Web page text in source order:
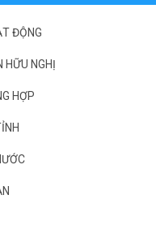
ĐỘNG
HỮU NGHỊ
HỢP